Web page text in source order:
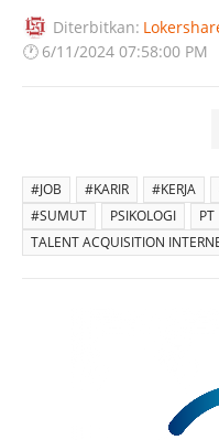
Diterbitkan:
🕐 6/11/2024 07:58:00 PM
#JOB #KARIR #KERJA
#SUMUT
PSIKOLOGI PT
TALENT ACQUISITION